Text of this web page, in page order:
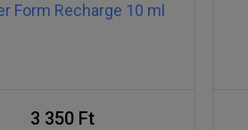
Form Recharge 10 ml
3 350 Ft